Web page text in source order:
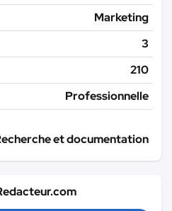
Marketing
3
210
Professionnelle
et documentation